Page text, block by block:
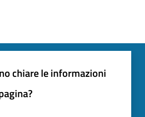
chiare le informazioni